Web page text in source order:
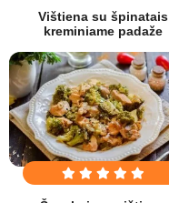
Vištiena su špinatais
kreminiame padaže